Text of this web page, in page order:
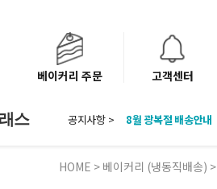
베이커리 주문 고객센터
스 공지사항 >
8월 광복절 배송안내
HOME > 베이커리 (냉동직배송) >